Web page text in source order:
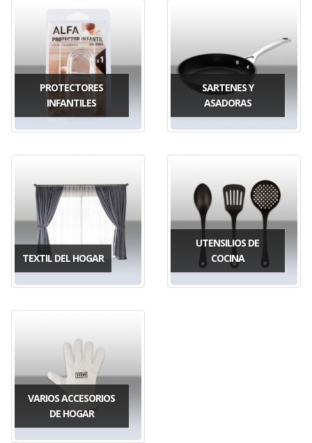
PROTECTORES
INFANTILES
SARTENES Y
ASADORAS
TEXTIL DEL HOGAR
UTENSILIOS DE
COCINA
VARIOS ACCESORIOS
DE HOGAR